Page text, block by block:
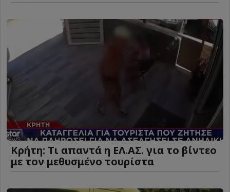
Κρήτη: Τι απαντά η ΕΛ.ΑΣ. για το βίντεο
με τον μεθυσμένο τουρίστα